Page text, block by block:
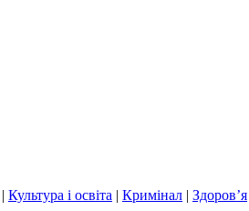
| Культура і освіта | Кримінал | Здоров’я